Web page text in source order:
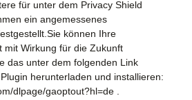
für unter dem Privacy Shield
ein angemessenes
können Ihre
mit Wirkung für die Zukunft
das unter dem folgenden Link
herunterladen und installieren:
dlpage/gaoptout?hl=de .